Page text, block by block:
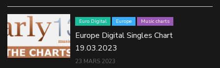
Euro Digital Europe Music charts
Europe Digital Singles Chart
19.03.2023
23 MARS 2023